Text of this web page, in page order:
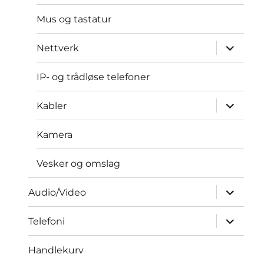
Mus og tastatur
Nettverk
Utvid
IP- og trådløse telefoner
Kabler
Utvid
Kamera
Vesker og omslag
Audio/Video
Utvid
Telefoni
Utvid
Handlekurv